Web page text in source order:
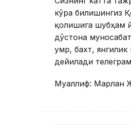
кўра билишингиз
қолишига шубҳам
дўстона
умр, бахт,
дейилади
Муаллиф: Марлан